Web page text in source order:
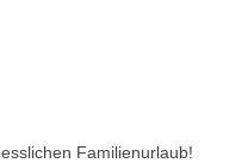
Familienurlaub!